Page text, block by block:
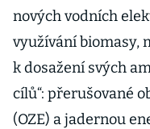
nových vodních
využívání biomasy,
k dosažení svých
cílů“: přerušované
(OZE) a jadernou